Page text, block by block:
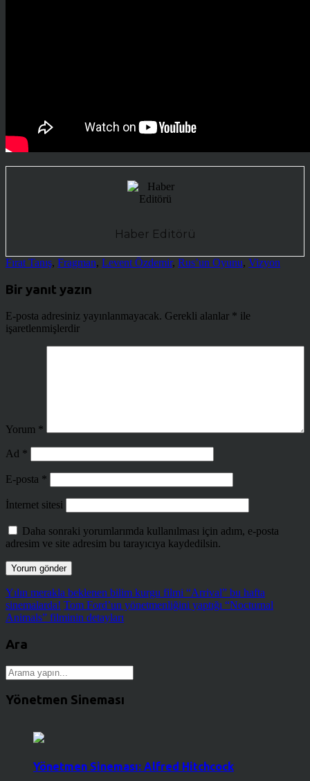
Haber Editörü
Fırat Tanış, Fragman, Levent Özdemir, Rus’un Oyunu, Vizyon
Bir yanıt yazın
E-posta adresiniz yayınlanmayacak. Gerekli alanlar * ile
işaretlenmişlerdir
Yorum *
Ad *
E-posta *
İnternet sitesi
Daha sonraki yorumlarımda kullanılması için adım, e-posta
adresim ve site adresim bu tarayıcıya kaydedilsin.
Yılın merakla beklenen bilim kurgu filmi “Arrival” bu hafta
sinemalarda! Tom Ford’un yönetmenliğini yaptığı “Nocturnal
Animals” filminin detayları
Ara
Yönetmen Sineması
Yönetmen Sineması: Alfred Hitchcock